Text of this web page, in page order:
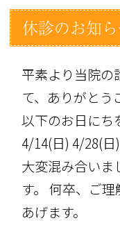
休診のお知ら
平素より当院の
て、ありがとう
以下のお日にち
4/14(日) 4/28(
大変混み合いま
す。 何卒、ご
あげます。